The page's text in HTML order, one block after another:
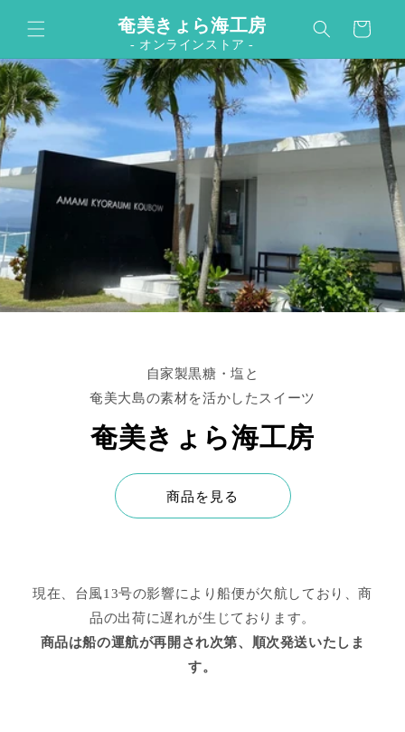
コンテンツに進む奄美きょら海工房
- オンラインストア -
ー
自家製黒糖・塩と
奄美大島の素材を活かしたスイーツ
奄美きょら海工房
商品を見る
現在、台風13号の影響により船便が欠航しており、商
品の出荷に遅れが生じております。
商品は船の運航が再開され次第、順次発送いたしま
す。